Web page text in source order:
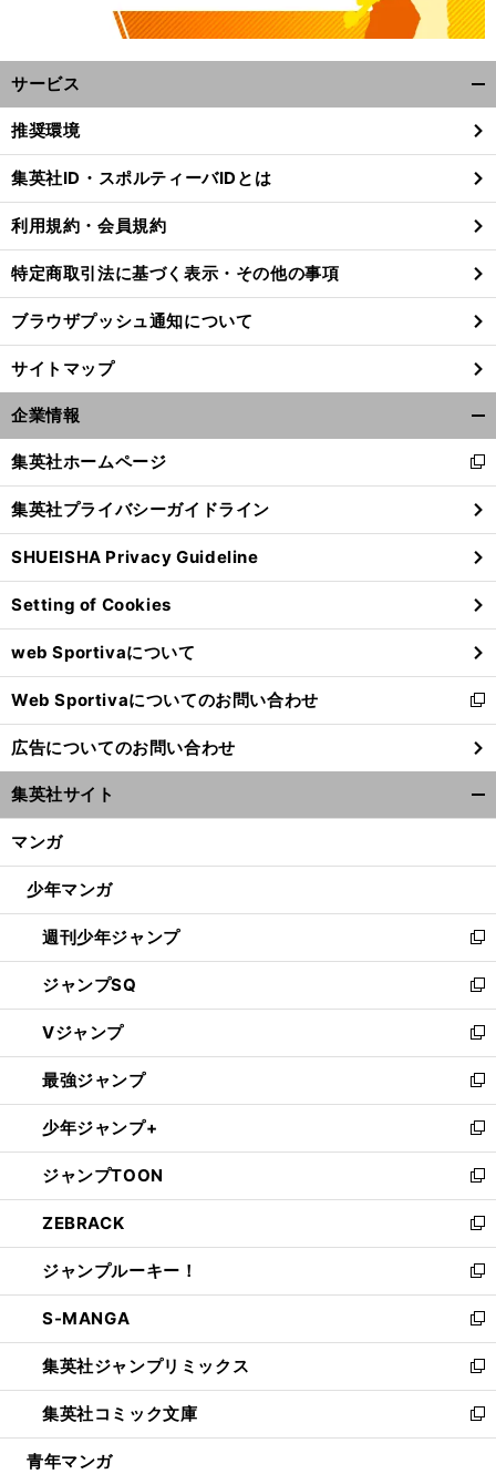
前
サービス
閉
る
推奨環境
集英社ID・スポルティーバIDとは
利用規約・会員規約
特定商取引法に基づく表示・その他の事項
ブラウザプッシュ通知について
サイトマップ
企業情報
閉
る
集英社ホームページ
新
し
い
ウ
ィ
ン
ド
ウ
で
開
く
集英社プライバシーガイドライン
SHUEISHA Privacy Guideline
Setting of Cookies
web Sportivaについて
Web Sportivaについてのお問い合わせ
新
し
い
ウ
ィ
ン
ウ
開
く
広告についてのお問い合わせ
集英社サイト
マンガ
少年マンガ
週刊少年ジャンプ
新
し
い
ウ
ィ
ン
ド
ウ
で
開
く
ジャンプSQ
新
し
い
ウ
ィ
ン
ド
ウ
で
開
く
Vジャンプ
新
し
い
ウ
ィ
ン
ド
ウ
で
開
く
最強ジャンプ
新
し
い
ウ
ィ
ン
ド
ウ
で
開
く
少年ジャンプ+
新
し
い
ウ
ィ
ン
ド
ウ
で
開
く
ジャンプTOON
新
し
い
ウ
ィ
ン
ド
ウ
で
開
く
ZEBRACK
新
し
い
ウ
ィ
ン
ド
ウ
で
開
ジャンプルーキー！
新
し
い
ウ
ィ
ン
ド
ウ
S-MANGA
新
し
い
ウ
ィ
ン
集英社ジャンプリミックス
新
し
い
ウ
集英社コミック文庫
新
し
青年マンガ